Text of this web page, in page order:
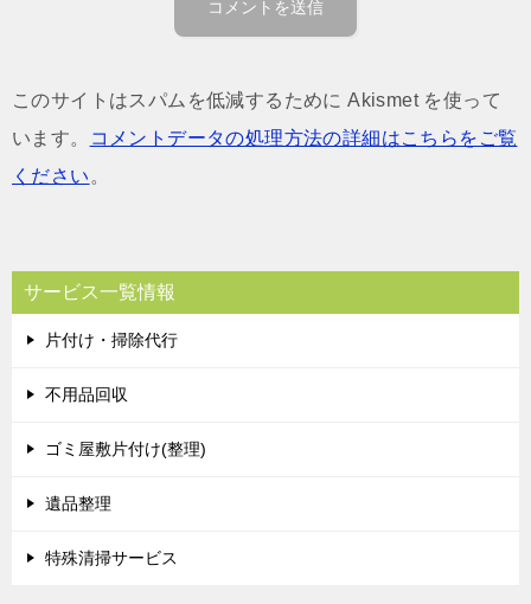
このサイトはスパムを低減するために Akismet を使って
います。
コメントデータの処理方法の詳細はこちらをご覧
ください。
サービス一覧情報
片付け・掃除代行
不用品回収
ゴミ屋敷片付け(整理)
遺品整理
特殊清掃サービス